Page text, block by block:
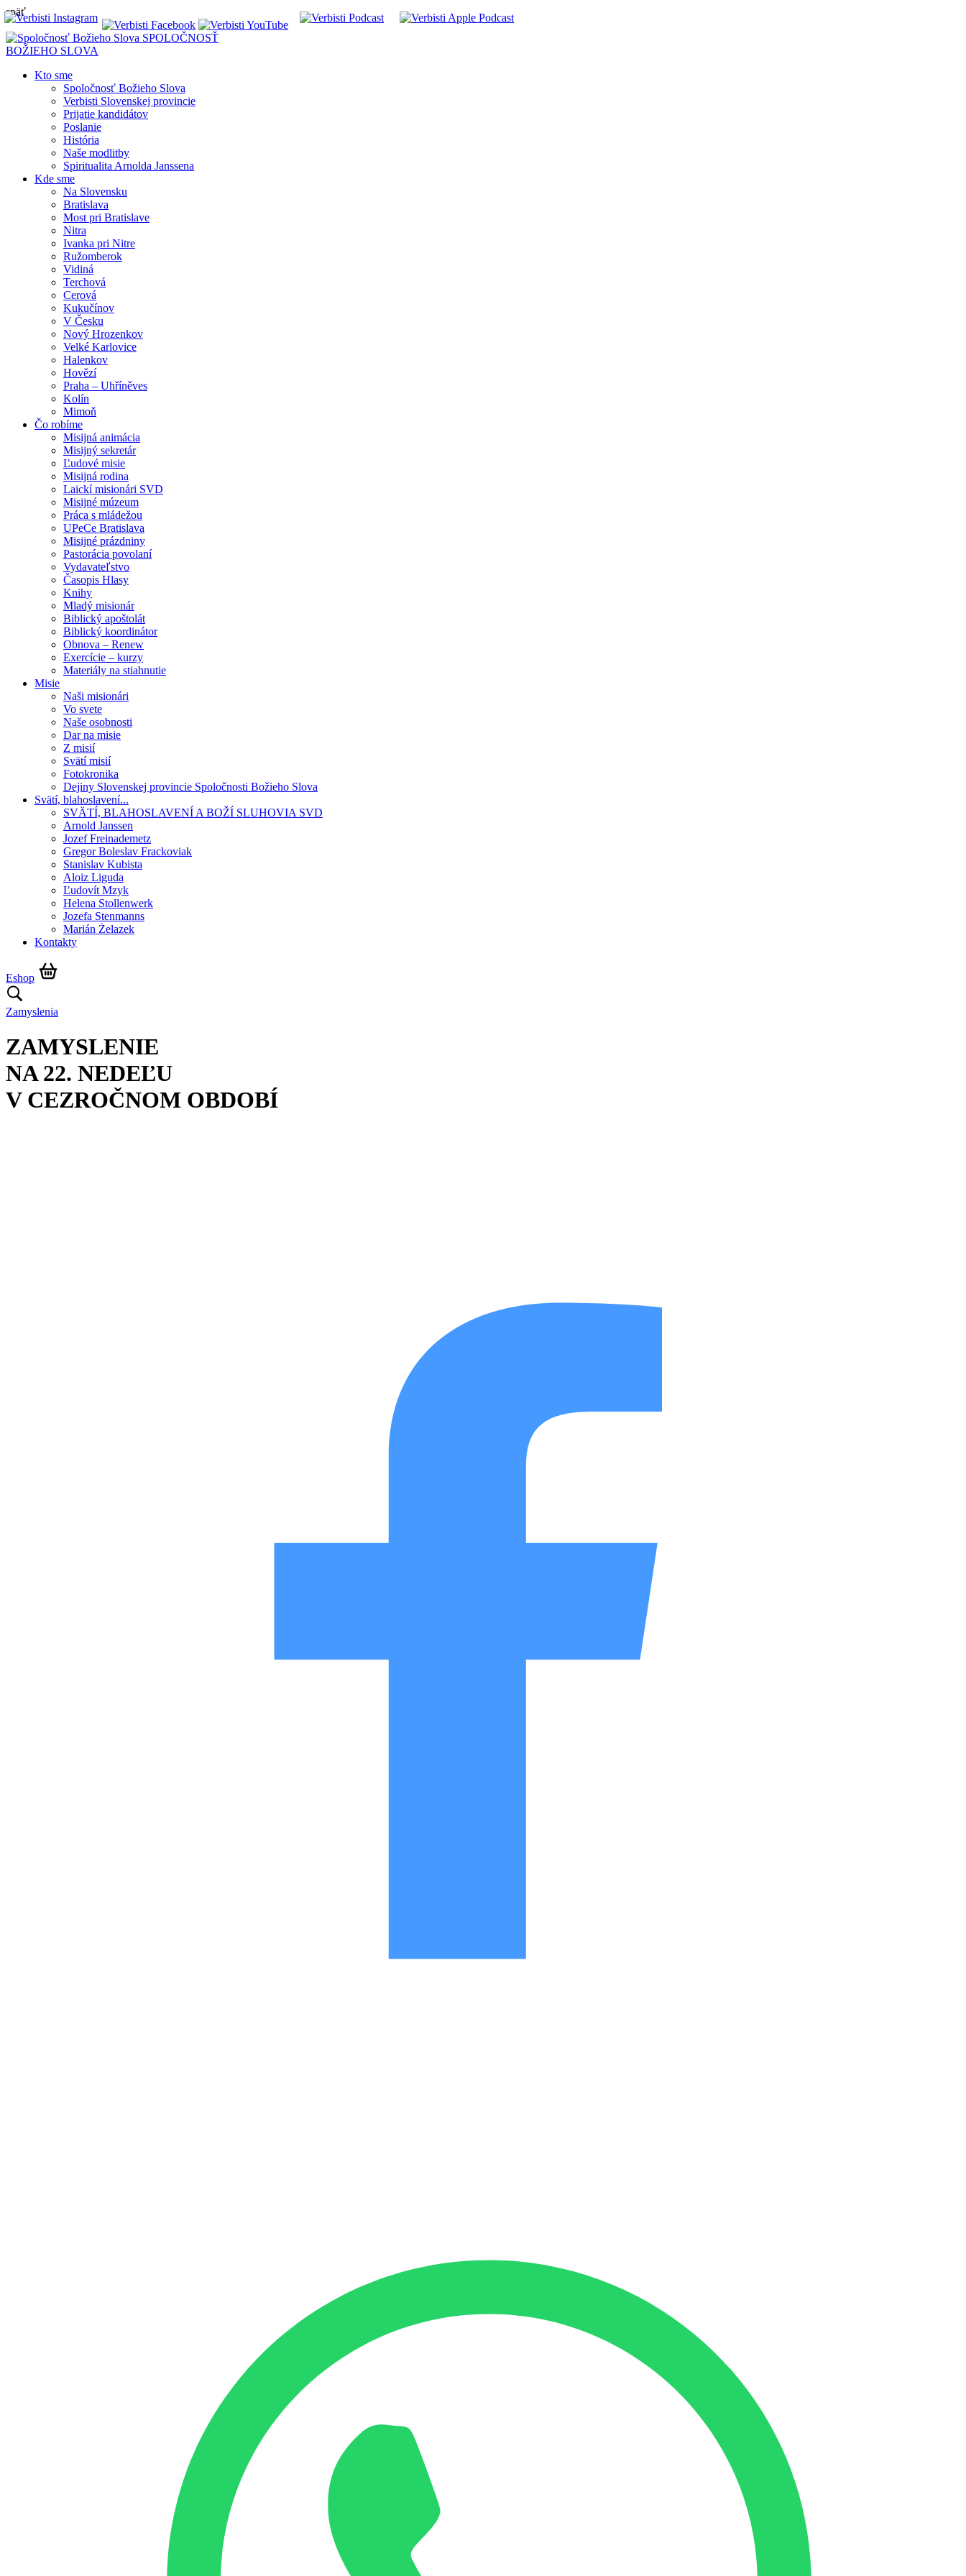
späť
SPOLOČNOSŤ
BOŽIEHO SLOVA
Kto sme
Spoločnosť Božieho Slova
Verbisti Slovenskej provincie
Prijatie kandidátov
Poslanie
História
Naše modlitby
Spiritualita Arnolda Janssena
Kde sme
Na Slovensku
Bratislava
Most pri Bratislave
Nitra
Ivanka pri Nitre
Ružomberok
Vidiná
Terchová
Cerová
Kukučínov
V Česku
Nový Hrozenkov
Velké Karlovice
Halenkov
Hovězí
Praha – Uhříněves
Kolín
Mimoň
Čo robíme
Misijná animácia
Misijný sekretár
Ľudové misie
Misijná rodina
Laickí misionári SVD
Misijné múzeum
Práca s mládežou
UPeCe Bratislava
Misijné prázdniny
Pastorácia povolaní
Vydavateľstvo
Časopis Hlasy
Knihy
Mladý misionár
Biblický apoštolát
Biblický koordinátor
Obnova – Renew
Exercície – kurzy
Materiály na stiahnutie
Misie
Naši misionári
Vo svete
Naše osobnosti
Dar na misie
Z misií
Svätí misií
Fotokronika
Dejiny Slovenskej provincie Spoločnosti Božieho Slova
Svätí, blahoslavení...
SVÄTÍ, BLAHOSLAVENÍ A BOŽÍ SLUHOVIA SVD
Arnold Janssen
Jozef Freinademetz
Gregor Boleslav Frackoviak
Stanislav Kubista
Aloiz Liguda
Ľudovít Mzyk
Helena Stollenwerk
Jozefa Stenmanns
Marián Żelazek
Kontakty
Eshop
Zamyslenia
ZAMYSLENIE
NA 22. NEDEĽU
V CEZROČNOM OBDOBÍ